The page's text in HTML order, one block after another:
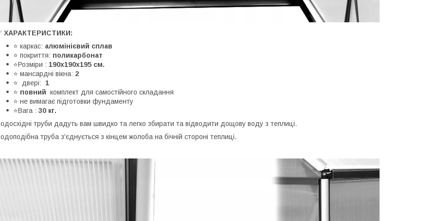
ХАРАКТЕРИСТИКИ:
⭐ каркас: алюмінієвий сплав
⭐ покриття: поликарбонат
⭐Розміри : 190х190х195 см.
⭐ мансардні вікна: 2
⭐
двері: 1
⭐ повний комплект для самостійного складання
⭐ не вимагає підготовки фундаменту
⭐Вага : 30 кг.
труби дадуть вам швидко та легко збирати та відводити дощову воду з теплиці.
труба з'єднується з кінцем жолоба на бічній стороні теплиці.